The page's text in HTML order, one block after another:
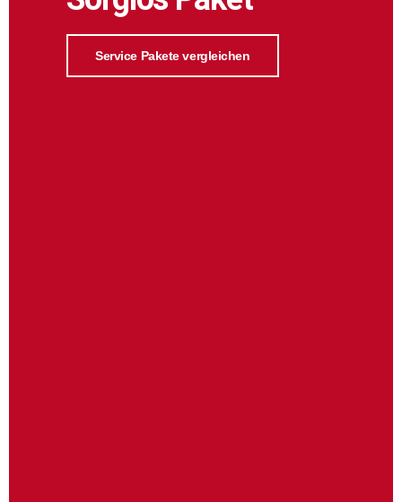
Service Pakete vergleichen